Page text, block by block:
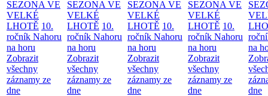
SEZONA VE
VELKÉ
LHOTĚ 10.
ročník Nahoru
na horu
Zobrazit
všechny
záznamy ze
dne
SEZONA VE
VELKÉ
LHOTĚ 10.
ročník Nahoru
na horu
Zobrazit
všechny
záznamy ze
dne
SEZONA VE
VELKÉ
LHOTĚ 10.
ročník Nahoru
na horu
Zobrazit
všechny
záznamy ze
dne
SEZONA VE
VELKÉ
LHOTĚ 10.
ročník Nahoru
na horu
Zobrazit
všechny
záznamy ze
dne
na
dne